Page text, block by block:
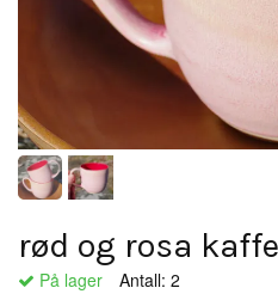
rød og rosa
På lager Antall: 2